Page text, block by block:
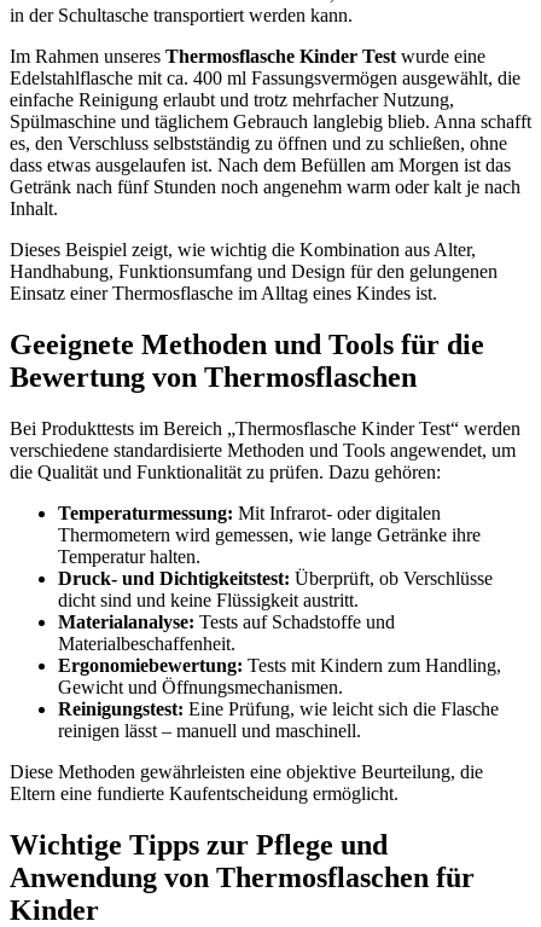
in der Schultasche transportiert werden kann.
Im Rahmen unseres Thermosflasche Kinder Test wurde eine
Edelstahlflasche mit ca. 400 ml Fassungsvermögen ausgewählt, die
einfache Reinigung erlaubt und trotz mehrfacher Nutzung,
Spülmaschine und täglichem Gebrauch langlebig blieb. Anna schafft
es, den Verschluss selbstständig zu öffnen und zu schließen, ohne
dass etwas ausgelaufen ist. Nach dem Befüllen am Morgen ist das
Getränk nach fünf Stunden noch angenehm warm oder kalt je nach
Inhalt.
Dieses Beispiel zeigt, wie wichtig die Kombination aus Alter,
Handhabung, Funktionsumfang und Design für den gelungenen
Einsatz einer Thermosflasche im Alltag eines Kindes ist.
Geeignete Methoden und Tools für die
Bewertung von Thermosflaschen
Bei Produkttests im Bereich „Thermosflasche Kinder Test“ werden
verschiedene standardisierte Methoden und Tools angewendet, um
die Qualität und Funktionalität zu prüfen. Dazu gehören:
Temperaturmessung: Mit Infrarot- oder digitalen
Thermometern wird gemessen, wie lange Getränke ihre
Temperatur halten.
Druck- und Dichtigkeitstest: Überprüft, ob Verschlüsse
dicht sind und keine Flüssigkeit austritt.
Materialanalyse: Tests auf Schadstoffe und
Materialbeschaffenheit.
Ergonomiebewertung: Tests mit Kindern zum Handling,
Gewicht und Öffnungsmechanismen.
Reinigungstest: Eine Prüfung, wie leicht sich die Flasche
reinigen lässt – manuell und maschinell.
Diese Methoden gewährleisten eine objektive Beurteilung, die
Eltern eine fundierte Kaufentscheidung ermöglicht.
Wichtige Tipps zur Pflege und
Anwendung von Thermosflaschen für
Kinder